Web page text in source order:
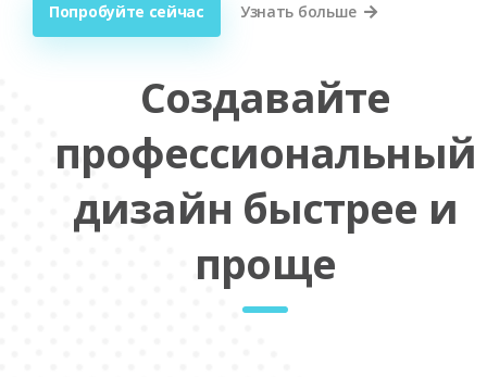
Попробуйте сейчас Узнать больше
Создавайте
профессиональный
дизайн быстрее и
проще